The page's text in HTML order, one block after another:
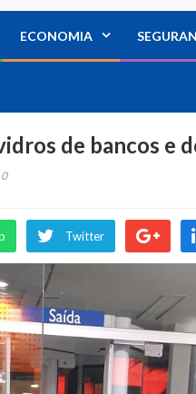
ECONOMIA
de bancos e
0
Twitter